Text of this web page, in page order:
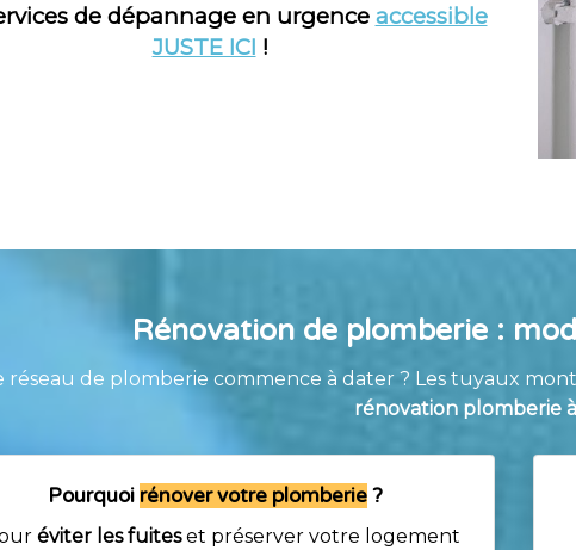
de dépannage en urgence accessible
JUSTE ICI !
Rénovation de plomberie :
réseau de plomberie commence à dater ? Les tuyaux
rénovation plomberie
Pourquoi rénover votre plomberie?
éviter les fuiteset préserver votre logement